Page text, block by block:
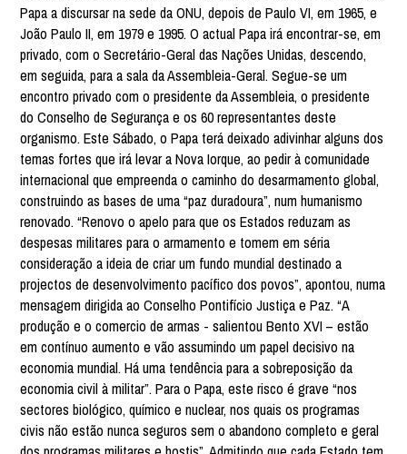
Papa a discursar na sede da ONU, depois de Paulo VI, em 1965, e
João Paulo II, em 1979 e 1995. O actual Papa irá encontrar-se, em
privado, com o Secretário-Geral das Nações Unidas, descendo,
em seguida, para a sala da Assembleia-Geral. Segue-se um
encontro privado com o presidente da Assembleia, o presidente
do Conselho de Segurança e os 60 representantes deste
organismo. Este Sábado, o Papa terá deixado adivinhar alguns dos
temas fortes que irá levar a Nova Iorque, ao pedir à comunidade
internacional que empreenda o caminho do desarmamento global,
construindo as bases de uma “paz duradoura”, num humanismo
renovado. “Renovo o apelo para que os Estados reduzam as
despesas militares para o armamento e tomem em séria
consideração a ideia de criar um fundo mundial destinado a
projectos de desenvolvimento pacífico dos povos”, apontou, numa
mensagem dirigida ao Conselho Pontifício Justiça e Paz. “A
produção e o comercio de armas - salientou Bento XVI – estão
em contínuo aumento e vão assumindo um papel decisivo na
economia mundial. Há uma tendência para a sobreposição da
economia civil à militar”. Para o Papa, este risco é grave “nos
sectores biológico, químico e nuclear, nos quais os programas
civis não estão nunca seguros sem o abandono completo e geral